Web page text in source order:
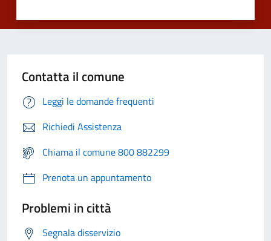
Contatta il comune
Leggi le domande frequenti
Richiedi Assistenza
Chiama il comune 800 882299
Prenota un appuntamento
Problemi in città
Segnala disservizio